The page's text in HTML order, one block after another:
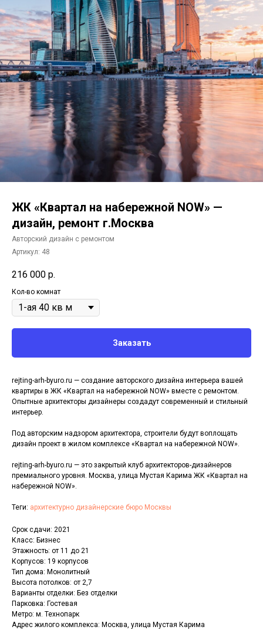
ЖК «Квартал на набережной NOW» —
дизайн, ремонт г.Москва
Авторский дизайн с ремонтом
Артикул: 48
216 000 р.
Кол-во комнат
Заказать
rejting-arh-byuro.ru — создание авторского дизайна интерьера вашей
квартиры в ЖК «Квартал на набережной NOW» вместе с ремонтом.
Опытные архитекторы дизайнеры создадут современный и стильный
интерьер.
Под авторским надзором архитектора, строители будут воплощать
дизайн проект в жилом комплексе «Квартал на набережной NOW».
rejting-arh-byuro.ru — это закрытый клуб архитекторов-дизайнеров
премиального уровня. Москва, улица Мустая Карима ЖК «Квартал на
набережной NOW».
Теги: архитектурно дизайнерские бюро Москвы
Срок сдачи: 2021
Класс: Бизнес
Этажность: от 11 до 21
Корпусов: 19 корпусов
Тип дома: Монолитный
Высота потолков: от 2,7
Варианты отделки: Без отделки
Парковка: Гостевая
Метро: м. Технопарк
Адрес жилого комплекса: Москва, улица Мустая Карима